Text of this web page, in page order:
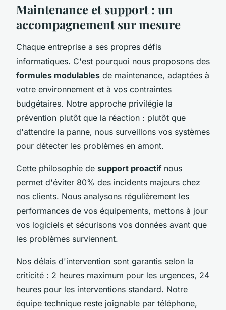
Maintenance et support : un
accompagnement sur mesure
Chaque entreprise a ses propres défis
informatiques. C'est pourquoi nous proposons des
formules modulables de maintenance, adaptées à
votre environnement et à vos contraintes
budgétaires. Notre approche privilégie la
prévention plutôt que la réaction : plutôt que
d'attendre la panne, nous surveillons vos systèmes
pour détecter les problèmes en amont.
Cette philosophie de support proactif nous
permet d'éviter 80% des incidents majeurs chez
nos clients. Nous analysons régulièrement les
performances de vos équipements, mettons à jour
vos logiciels et sécurisons vos données avant que
les problèmes surviennent.
Nos délais d'intervention sont garantis selon la
criticité : 2 heures maximum pour les urgences, 24
heures pour les interventions standard. Notre
équipe technique reste joignable par téléphone,